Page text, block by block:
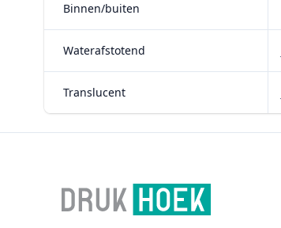
Binnen/buiten
Waterafstotend
Translucent